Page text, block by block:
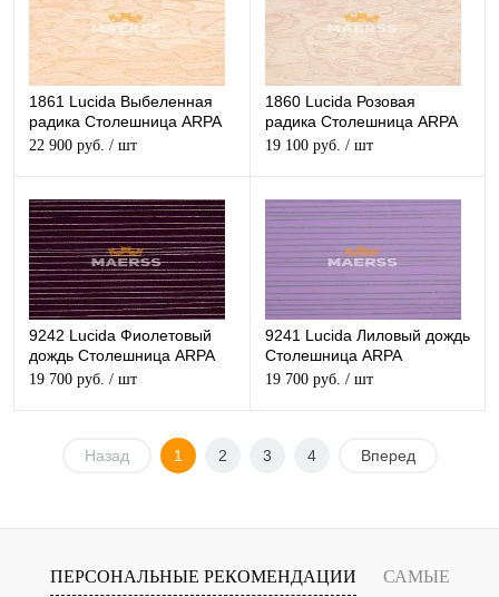
1861 Lucida Выбеленная
радика Столешница ARPA
глянцевая
22 900 руб. / шт
1860 Lucida Розовая
радика Столешница ARPA
глянцевая
19 100 руб. / шт
9242 Lucida Фиолетовый
дождь Столешница ARPA
глянцевая
19 700 руб. / шт
9241 Lucida Лиловый дождь
Столешница ARPA
глянцевая
19 700 руб. / шт
Назад 1 2 3 4 Вперед
ПЕРСОНАЛЬНЫЕ РЕКОМЕНДАЦИИ САМЫЕ